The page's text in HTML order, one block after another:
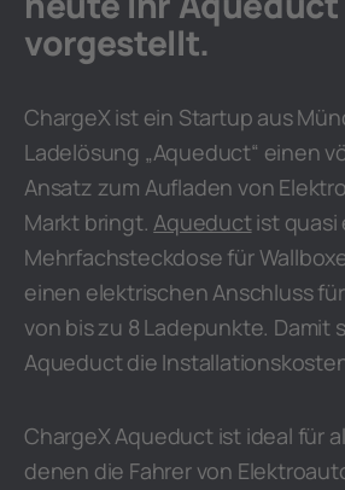
vorgestellt.
ChargeX ist ein Startup aus
Ladelösung „Aqueduct“ einen
Ansatz zum Aufladen von
Markt bringt.Aqueductist quasi
Mehrfachsteckdose für
einen elektrischen Anschluss
von bis zu 8 Ladepunkte. Damit
Aqueduct die
ChargeX Aqueduct ist ideal für
denen die Fahrer von